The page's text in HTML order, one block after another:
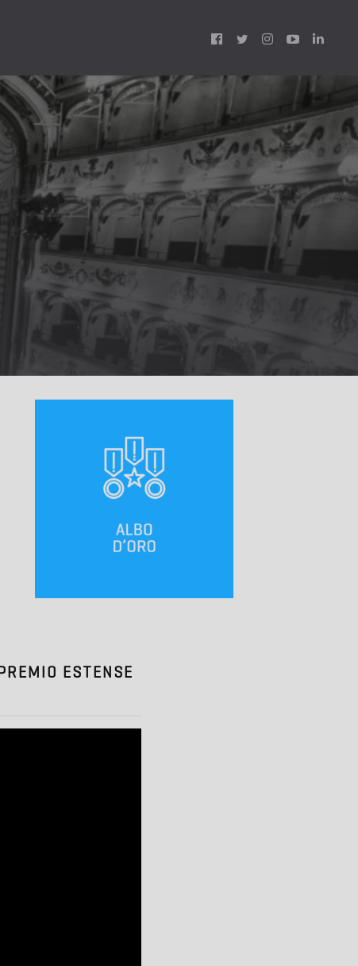
Follow
ESTENSE